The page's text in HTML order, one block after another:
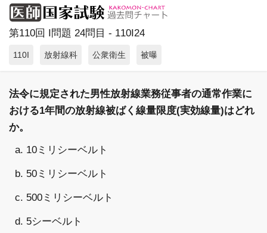
第110回 I問題 24問目 - 110I24
110I 放射線科 公衆衛生 被曝
法令に規定された男性放射線業務従事者の通常作業に
おける1年間の放射線被ばく線量限度(実効線量)はどれ
か。
a. 10ミリシーベルト
b. 50ミリシーベルト
c. 500ミリシーベルト
d. 5シーベルト